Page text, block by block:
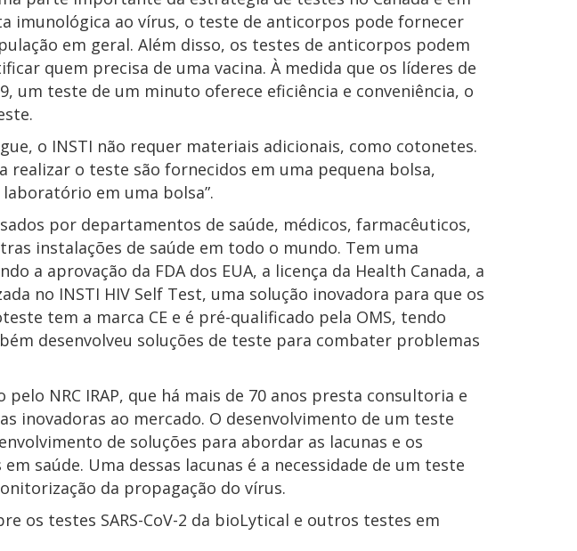
imunológica ao vírus, o teste de anticorpos pode fornecer
em geral. Além disso, os testes de anticorpos podem
quem precisa de uma vacina. À medida que os líderes de
um teste de um minuto oferece eficiência e conveniência, o
o INSTI não requer materiais adicionais, como cotonetes.
o teste são fornecidos em uma pequena bolsa,
em uma bolsa”.
por departamentos de saúde, médicos, farmacêuticos,
instalações de saúde em todo o mundo. Tem uma
a aprovação da FDA dos EUA, a licença da Health Canada, a
no INSTI HIV Self Test, uma solução inovadora para que os
tem a marca CE e é pré-qualificado pela OMS, tendo
desenvolveu soluções de teste para combater problemas
NRC IRAP, que há mais de 70 anos presta consultoria e
inovadoras ao mercado. O desenvolvimento de um teste
de soluções para abordar as lacunas e os
saúde. Uma dessas lacunas é a necessidade de um teste
da propagação do vírus.
os testes SARS-CoV-2 da bioLytical e outros testes em